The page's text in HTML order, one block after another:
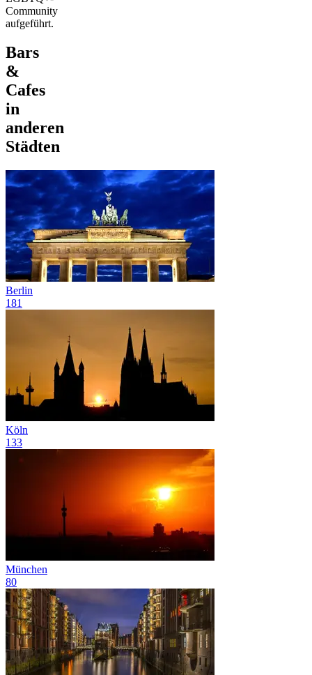
Community
aufgeführt.
Bars
&
Cafes
in
anderen
Städten
Berlin
181
Köln
133
München
80